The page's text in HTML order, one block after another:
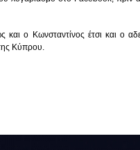
και ο Κωνσταντίνος έτσι και ο
Κύπρου.